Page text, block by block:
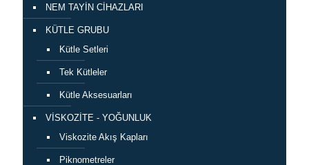
NEM TAYİN CİHAZLARI
KÜTLE GRUBU
Kütle Setleri
Tek Kütleler
Kütle Aksesuarları
VİSKOZİTE - YOĞUNLUK
Viskozite Akış Kapları
Piknometreler